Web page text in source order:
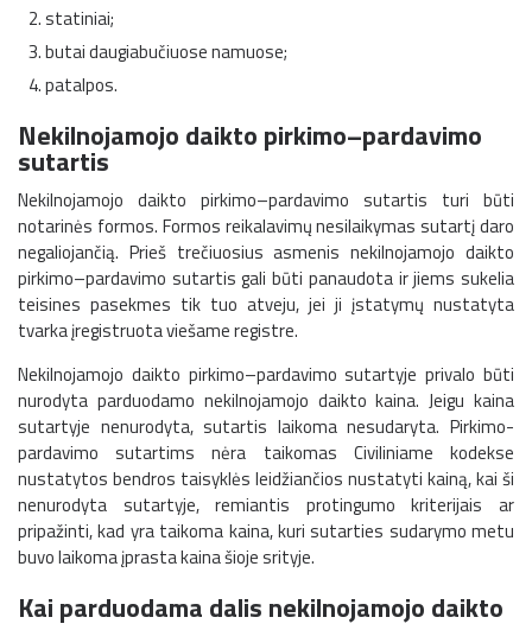
statiniai;
butai daugiabučiuose namuose;
patalpos.
Nekilnojamojo daikto pirkimo–pardavimo
sutartis
Nekilnojamojo daikto pirkimo–pardavimo sutartis turi būti
notarinės formos. Formos reikalavimų nesilaikymas sutartį daro
negaliojančią. Prieš trečiuosius asmenis nekilnojamojo daikto
pirkimo–pardavimo sutartis gali būti panaudota ir jiems sukelia
teisines pasekmes tik tuo atveju, jei ji įstatymų nustatyta
tvarka įregistruota viešame registre.
Nekilnojamojo daikto pirkimo–pardavimo sutartyje privalo būti
nurodyta parduodamo nekilnojamojo daikto kaina. Jeigu kaina
sutartyje nenurodyta, sutartis laikoma nesudaryta. Pirkimo-
pardavimo sutartims nėra taikomas Civiliniame kodekse
nustatytos bendros taisyklės leidžiančios nustatyti kainą, kai ši
nenurodyta sutartyje, remiantis protingumo kriterijais ar
pripažinti, kad yra taikoma kaina, kuri sutarties sudarymo metu
buvo laikoma įprasta kaina šioje srityje.
Kai parduodama dalis nekilnojamojo daikto